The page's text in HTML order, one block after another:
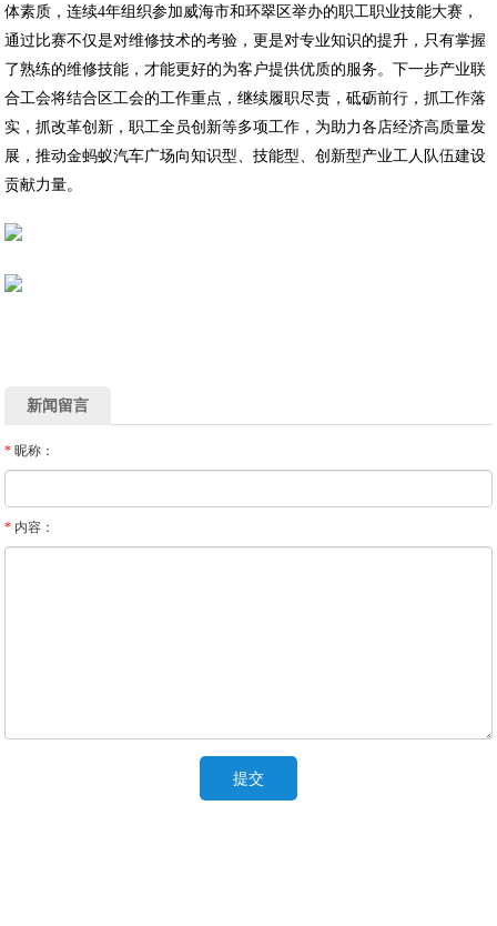
体素质，连续4年组织参加威海市和环翠区举办的职工职业技能大赛，
通过比赛不仅是对维修技术的考验，更是对专业知识的提升，只有掌握
了熟练的维修技能，才能更好的为客户提供优质的服务。下一步产业联
合工会将结合区工会的工作重点，继续履职尽责，砥砺前行，抓工作落
实，抓改革创新，职工全员创新等多项工作，为助力各店经济高质量发
展，推动金蚂蚁汽车广场向知识型、技能型、创新型产业工人队伍建设
贡献力量。
新闻留言
* 昵称：
* 内容：